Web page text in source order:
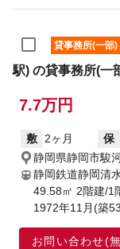
貸事務所(一部)
駅) の貸事務所(一
7.7万円
敷 2ヶ月 保
静岡県静岡市駿
静岡鉄道静岡清
49.58㎡ 2階建/1
1972年11月(築
お問い合わせ(